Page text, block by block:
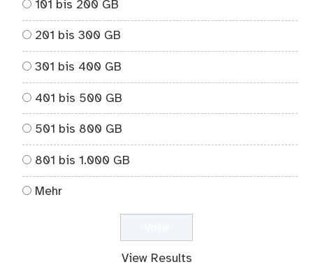
101 bis 200 GB
201 bis 300 GB
301 bis 400 GB
401 bis 500 GB
501 bis 800 GB
801 bis 1.000 GB
Mehr
View Results